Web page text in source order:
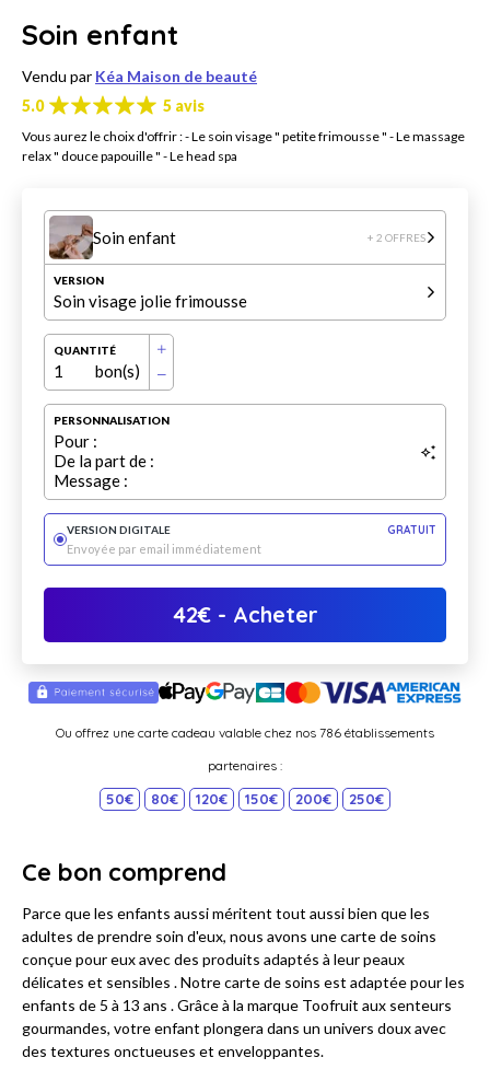
Soin enfant
Vendu par Kéa Maison de beauté
5.0
5 avis
Vous aurez le choix d'offrir : - Le soin visage " petite frimousse " - Le massage
relax " douce papouille " - Le head spa
Soin enfant + 2 OFFRES
VERSION
Soin visage jolie frimousse
QUANTITÉ
1 bon(s)
PERSONNALISATION
Pour :
De la part de :
Message :
VERSION DIGITALE
GRATUIT
Envoyée par email immédiatement
42€- Acheter
Ou offrez une carte cadeau valable chez nos 786 établissements
partenaires :
50€ 80€ 120€ 150€ 200€ 250€
Ce bon comprend
Parce que les enfants aussi méritent tout aussi bien que les
adultes de prendre soin d'eux, nous avons une carte de soins
conçue pour eux avec des produits adaptés à leur peaux
délicates et sensibles . Notre carte de soins est adaptée pour les
enfants de 5 à 13 ans . Grâce à la marque Toofruit aux senteurs
gourmandes, votre enfant plongera dans un univers doux avec
des textures onctueuses et enveloppantes.